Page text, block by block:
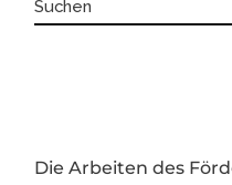
Die Arbeiten des